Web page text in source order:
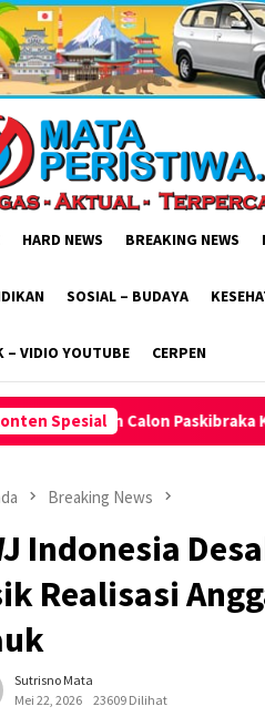
HARD NEWS BREAKING NEWS
SOSIAL – BUDAYA
– VIDIO YOUTUBE CERPEN
Spesial
Kota Bandung, Pelatih Fokus
Breaking News
Indonesia
Realisasi
Sutrisno Mata
Mei 22, 2026
23609 Dilihat